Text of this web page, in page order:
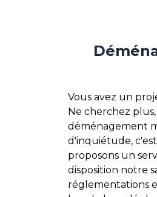
Vous avez un
Ne cherchez
déménagement
d'inquiétude,
proposons un
disposition notre
réglementations